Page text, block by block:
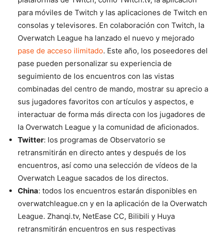
para móviles de Twitch y las aplicaciones de Twitch en
consolas y televisores. En colaboración con Twitch, la
Overwatch League ha lanzado el nuevo y mejorado
pase de acceso ilimitado. Este año, los poseedores del
pase pueden personalizar su experiencia de
seguimiento de los encuentros con las vistas
combinadas del centro de mando, mostrar su aprecio a
sus jugadores favoritos con artículos y aspectos, e
interactuar de forma más directa con los jugadores de
la Overwatch League y la comunidad de aficionados.
Twitter: los programas de Observatorio se
retransmitirán en directo antes y después de los
encuentros, así como una selección de vídeos de la
Overwatch League sacados de los directos.
China: todos los encuentros estarán disponibles en
overwatchleague.cn y en la aplicación de la Overwatch
League. Zhanqi.tv, NetEase CC, Bilibili y Huya
retransmitirán encuentros en sus respectivas